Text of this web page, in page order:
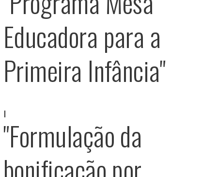
Educadora para a
Primeira Infância"
"Formulação da